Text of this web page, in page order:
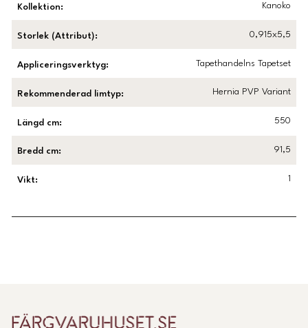
Kollektion: Kanoko
Storlek (Attribut): 0,915x5,5
Appliceringsverktyg: Tapethandelns Tapetset
Rekommenderad limtyp: Hernia PVP Variant
Längd cm: 550
Bredd cm: 91,5
Vikt: 1